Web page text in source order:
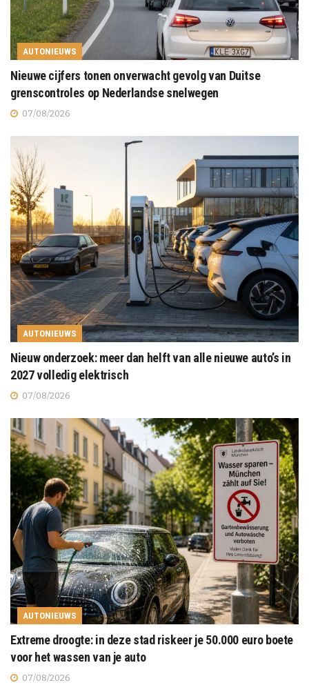
AUTONIEUWS
Nieuwe cijfers tonen onverwacht gevolg van Duitse
grenscontroles op Nederlandse snelwegen
07/08/2026
AUTONIEUWS
Nieuw onderzoek: meer dan helft van alle nieuwe auto’s in
2027 volledig elektrisch
07/08/2026
AUTONIEUWS
Extreme droogte: in deze stad riskeer je 50.000 euro boete
voor het wassen van je auto
07/08/2026